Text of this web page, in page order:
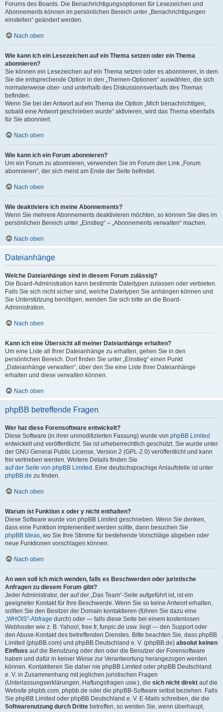
Forums des Boards. Die Benachrichtigungsoptionen für Lesezeichen und
Abonnements können im persönlichen Bereich unter „Benachrichtigungen
einstellen“ geändert werden.
Nach oben
Wie kann ich ein Lesezeichen auf ein Thema setzen oder ein Thema
abonnieren?
Sie können ein Lesezeichen auf ein Thema setzen oder es abonnieren, in dem
Sie die entsprechende Option in den „Themen-Optionen“ auswählen, die sich
normalerweise ober- und unterhalb des Diskussionsverlaufs des Themas
befinden.
Wenn Sie bei der Antwort auf ein Thema die Option „Mich benachrichtigen,
sobald eine Antwort geschrieben wurde“ aktivieren, wird das Thema ebenfalls
für Sie abonniert.
Nach oben
Wie kann ich ein Forum abonnieren?
Um ein Forum zu abonnieren, verwenden Sie im Forum den Link „Forum
abonnieren“, der sich meist am Ende der Seite befindet.
Nach oben
Wie deaktiviere ich meine Abonnements?
Wenn Sie mehrere Abonnements deaktivieren möchten, so können Sie dies im
persönlichen Bereich unter „Einstieg“ – „Abonnements verwalten“ machen.
Nach oben
Dateianhänge
Welche Dateianhänge sind in diesem Forum zulässig?
Die Board-Administration kann bestimmte Dateitypen zulassen oder verbieten.
Falls Sie sich nicht sicher sind, welche Dateitypen Sie anhängen können und
Sie Unterstützung benötigen, wenden Sie sich bitte an die Board-
Administration.
Nach oben
Kann ich eine Übersicht all meiner Dateianhänge erhalten?
Um eine Liste all Ihrer Dateianhänge zu erhalten, gehen Sie in den
persönlichen Bereich. Dort finden Sie unter „Einstieg“ einen Punkt
„Dateianhänge verwalten“, über den Sie eine Liste Ihrer Dateianhänge
erhalten und diese verwalten können.
Nach oben
phpBB betreffende Fragen
Wer hat diese Forensoftware entwickelt?
Diese Software (in ihrer unmodifizierten Fassung) wurde von phpBB Limited
entwickelt und veröffentlicht. Sie ist urheberrechtlich geschützt. Sie wurde unter
der GNU General Public License, Version 2 (GPL-2.0) veröffentlicht und kann
frei vertrieben werden. Weitere Details finden Sie
auf der Seite von phpBB Limited . Eine deutschsprachige Anlaufstelle ist unter
phpBB.de zu finden.
Nach oben
Warum ist Funktion x oder y nicht enthalten?
Diese Software wurde von phpBB Limited geschrieben. Wenn Sie denken,
dass eine Funktion implementiert werden sollte, dann besuchen Sie
phpBB Ideas, wo Sie Ihre Stimme für bestehende Vorschläge abgeben oder
neue Funktionen vorschlagen können.
Nach oben
An wen soll ich mich wenden, falls es Beschwerden oder juristische
Anfragen zu diesem Forum gibt?
Jeder Administrator, der auf der „Das Team“-Seite aufgeführt ist, ist ein
geeigneter Kontakt für Ihre Beschwerde. Wenn Sie so keine Antwort erhalten,
sollten Sie den Besitzer der Domain kontaktieren (führen Sie dazu eine
„WHOIS“-Abfrage durch) oder — falls diese Seite bei einem kostenlosen
Webhoster wie z. B. Yahoo!, free.fr, funpic.de usw. liegt — den Support oder
den Abuse-Kontakt des betreffenden Dienstes. Bitte beachten Sie, dass phpBB
Limited (phpBB.com) und phpBB Deutschland e. V. (phpBB.de) absolut keinen
Einfluss auf die Benutzung oder den oder die Benutzer der Forensoftware
haben und dafür in keiner Weise zur Verantwortung herangezogen werden
können. Kontaktieren Sie daher nie phpBB Limited oder phpBB Deutschland
e. V. in Zusammenhang mit jeglichen juristischen Fragen
(Unterlassungserklärungen, Haftungsfragen usw.), die sich nicht direkt auf die
Website phpbb.com, phpbb.de oder die phpBB-Software selbst beziehen. Falls
Sie phpBB Limited oder phpBB Deutschland e. V. E-Mails schreiben, die die
Softwarenutzung durch Dritte betreffen, so werden Sie, wenn überhaupt,